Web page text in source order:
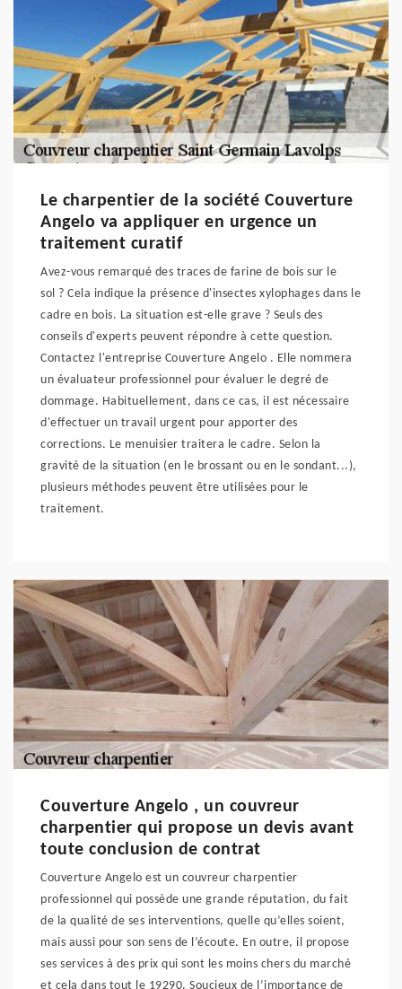
Le charpentier de la société Couverture
Angelo va appliquer en urgence un
traitement curatif
Avez-vous remarqué des traces de farine de bois sur le
sol ? Cela indique la présence d'insectes xylophages dans le
cadre en bois. La situation est-elle grave ? Seuls des
conseils d'experts peuvent répondre à cette question.
Contactez l'entreprise Couverture Angelo . Elle nommera
un évaluateur professionnel pour évaluer le degré de
dommage. Habituellement, dans ce cas, il est nécessaire
d'effectuer un travail urgent pour apporter des
corrections. Le menuisier traitera le cadre. Selon la
gravité de la situation (en le brossant ou en le sondant...),
plusieurs méthodes peuvent être utilisées pour le
traitement.
Couverture Angelo , un couvreur
charpentier qui propose un devis avant
toute conclusion de contrat
Couverture Angelo est un couvreur charpentier
professionnel qui possède une grande réputation, du fait
de la qualité de ses interventions, quelle qu’elles soient,
mais aussi pour son sens de l’écoute. En outre, il propose
ses services à des prix qui sont les moins chers du marché
et cela dans tout le 19290. Soucieux de l’importance de